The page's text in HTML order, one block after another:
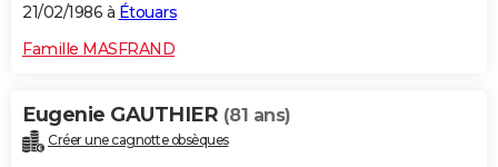
21/02/1986 à Étouars
Famille MASFRAND
Eugenie GAUTHIER (81 ans)
Créer une cagnotte obsèques